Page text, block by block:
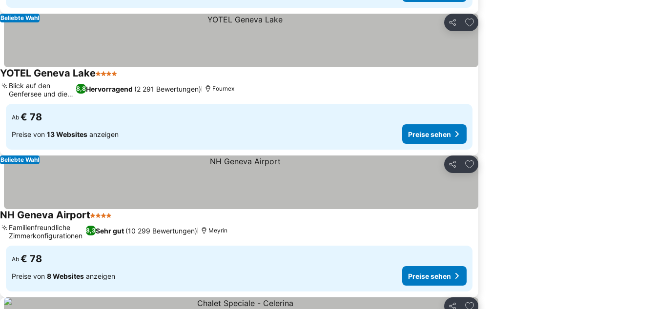
Teilen
Zu Favoriten hinzufügen
Beliebte Wahl
YOTEL Geneva Lake4 Sterne
8,8Hervorragend (2 291 Bewertungen)
Blick auf den
Genfersee und die
Berge
Fournex
Ab € 78
Preise von 13 Websites anzeigen Preise sehen
Teilen
Zu Favoriten hinzufügen
Beliebte Wahl
NH Geneva Airport4 Sterne
8,3Sehr gut (10 299 Bewertungen)
Familienfreundliche
Zimmerkonfigurationen
Meyrin
Ab € 78
Preise von 8 Websites anzeigen Preise sehen
Zu Favoriten hinzufügen